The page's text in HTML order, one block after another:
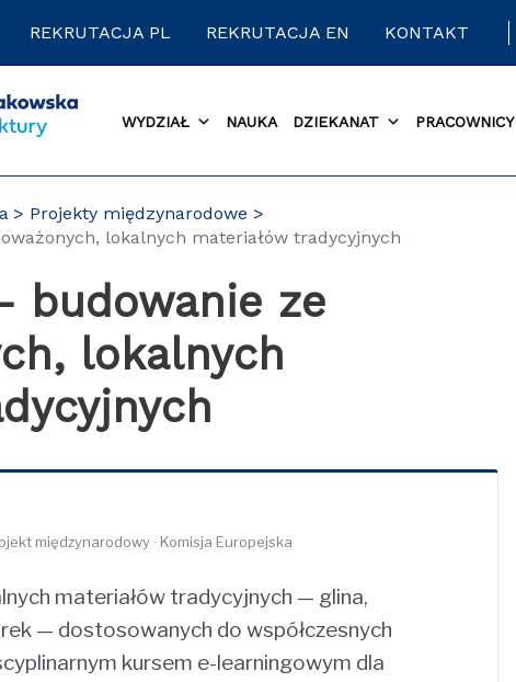
REKRUTACJA PL REKRUTACJA EN KONTAKT
WYDZIAŁ NAUKA DZIEKANAT PRACOWNICY
Projekty międzynarodowe
lokalnych materiałów tradycyjnych
lokalnych
międzynarodowy · Komisja Europejska
materiałów tradycyjnych — glina,
— dostosowanych do współczesnych
kursem e-learningowym dla